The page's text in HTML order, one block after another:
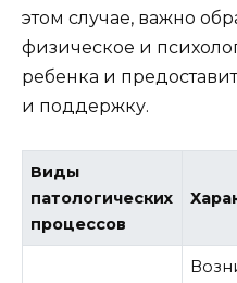
этом случае, важно
физическое и
ребенка и
и поддержку.
Виды
патологических
процессов